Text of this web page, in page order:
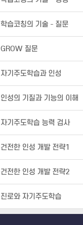
학습코칭의 기술 - 질문
GROW 질문
자기주도학습과 인성
인성의 기질과 기능의 이해
자기주도학습 능력 검사
건전한 인성 개발 전략1
건전한 인성 개발 전략2
진로와 자기주도학습